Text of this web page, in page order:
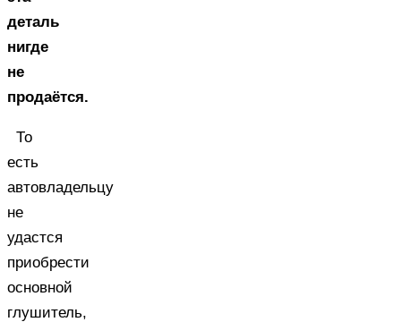
деталь
нигде
не
продаётся.
То
есть
автовладельцу
не
удастся
приобрести
основной
глушитель,